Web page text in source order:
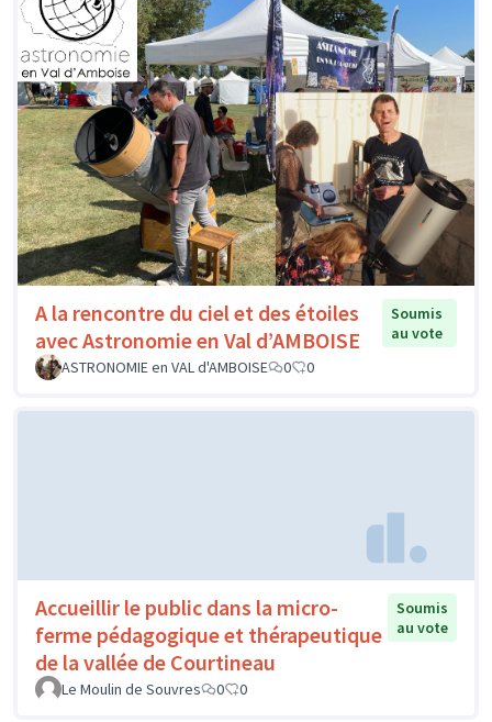
A la rencontre du ciel et des étoiles
avec Astronomie en Val d’AMBOISE
Soumis
au vote
ASTRONOMIE en VAL d'AMBOISE
0 0
Accueillir le public dans la micro-
ferme pédagogique et thérapeutique
de la vallée de Courtineau
Soumis
au vote
Le Moulin de Souvres 0 0